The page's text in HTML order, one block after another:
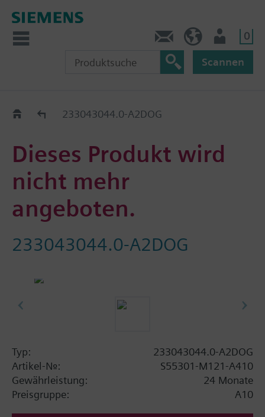
0
Scannen
Old2New233043044.0-A2DOG
Dieses Produkt wird
nicht mehr
angeboten.
233043044.0-A2DOG
Typ:
233043044.0-A2DOG
Artikel-Nr.:
S55301-M121-A410
Gewährleistung:
24 Monate
Preisgruppe:
A10